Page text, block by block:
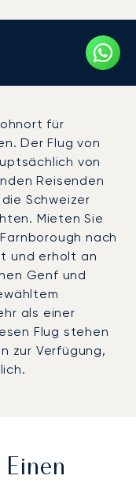
Privatjet
für
Der Flug von
von
Reisenden
Schweizer
Mieten Sie
nach
und erholt an
Genf und
als einer
Flug stehen
zur Verfügung,